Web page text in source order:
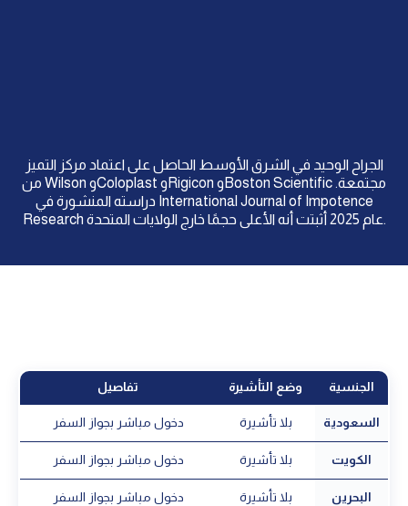
الجراح الوحيد في الشرق الأوسط الحاصل على اعتماد مركز التميز
من Wilson وColoplast وRigicon وBoston Scientific مجتمعة.
دراسته المنشورة في International Journal of Impotence
Research عام 2025 أثبتت أنه الأعلى حجمًا خارج الولايات المتحدة.
الجنسية وضع التأشيرة تفاصيل
السعودية بلا تأشيرة دخول مباشر بجواز السفر
الكويت بلا تأشيرة دخول مباشر بجواز السفر
البحرين بلا تأشيرة دخول مباشر بجواز السفر